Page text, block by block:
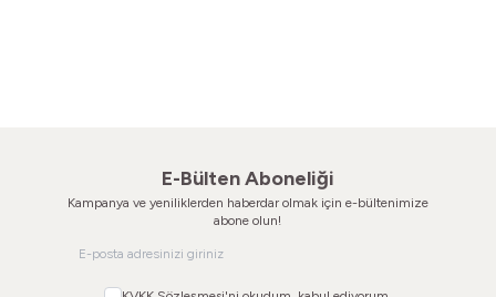
E-Bülten Aboneliği
Kampanya ve yeniliklerden haberdar olmak için e-bültenimize
abone olun!